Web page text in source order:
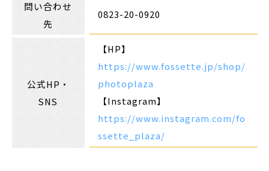
問い合わせ
先
0823-20-0920
公式HP・
SNS
【HP】
https://www.fossette.jp/shop/
photoplaza
【Instagram】
https://www.instagram.com/fo
ssette_plaza/